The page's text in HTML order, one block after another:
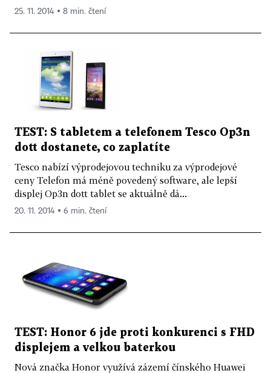
25. 11. 2014 ▪ 8 min. čtení
TEST: S tabletem a telefonem Tesco Op3n
dott dostanete, co zaplatíte
Tesco nabízí výprodejovou techniku za výprodejové
ceny Telefon má méně povedený software, ale lepší
displej Op3n dott tablet se aktuálně dá...
20. 11. 2014 ▪ 6 min. čtení
TEST: Honor 6 jde proti konkurenci s FHD
displejem a velkou baterkou
Nová značka Honor využívá zázemí čínského Huawei